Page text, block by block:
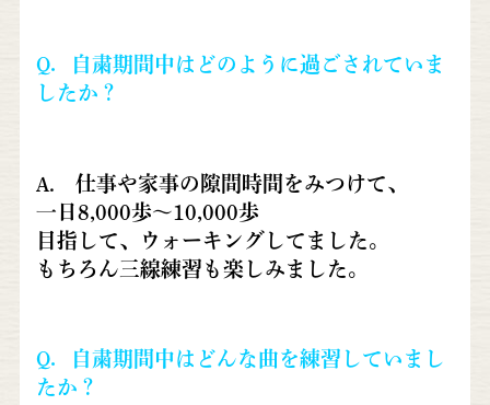
Q．自粛期間中はどのように過ごされていま
したか？
A. 仕事や家事の隙間時間をみつけて、
一日8,000歩〜10,000歩
目指して、ウォーキングしてました。
もちろん三線練習も楽しみました。
Q．自粛期間中はどんな曲を練習していまし
たか？